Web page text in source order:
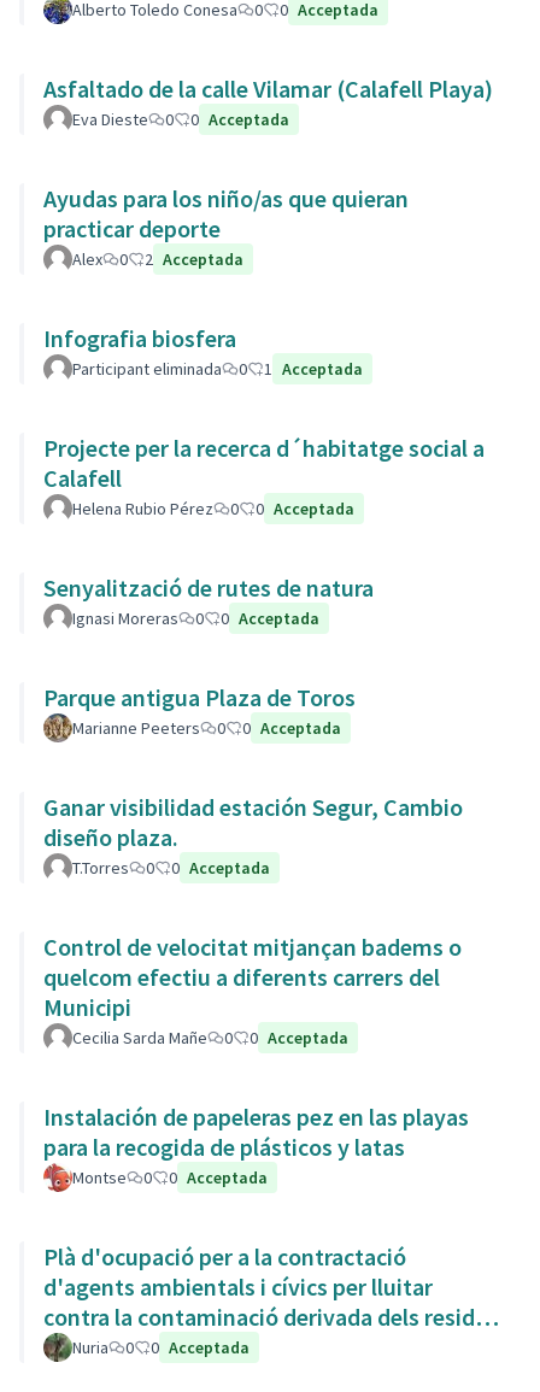
Alberto Toledo Conesa 0 0 Acceptada
Asfaltado de la calle Vilamar (Calafell Playa)
Eva Dieste 0 0 Acceptada
Ayudas para los niño/as que quieran
practicar deporte
Alex 0 2 Acceptada
Infografia biosfera
Participant eliminada 0 1 Acceptada
Projecte per la recerca d´habitatge social a
Calafell
Helena Rubio Pérez 0 0 Acceptada
Senyalització de rutes de natura
Ignasi Moreras 0 0 Acceptada
Parque antigua Plaza de Toros
Marianne Peeters 0 0 Acceptada
Ganar visibilidad estación Segur, Cambio
diseño plaza.
T.Torres 0 0 Acceptada
Control de velocitat mitjançan badems o
quelcom efectiu a diferents carrers del
Municipi
Cecilia Sarda Mañe 0 0 Acceptada
Instalación de papeleras pez en las playas
para la recogida de plásticos y latas
Montse 0 0 Acceptada
Plà d'ocupació per a la contractació
d'agents ambientals i cívics per lluitar
contra la contaminació derivada dels residus
de la Còvid-19
Nuria 0 0 Acceptada